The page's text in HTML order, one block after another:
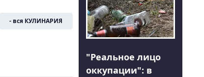
- вся КУЛИНАРИЯ
"Реальное лицо
оккупации": в